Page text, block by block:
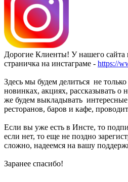
Дорогие Клиенты! У нашего сайта
страничка на инстаграме - https://
Здесь мы будем делиться не
новинках, акциях, рассказывать о
же будем выкладывать
ресторанов, баров и кафе,
Если вы уже есть в Инсте, то
если нет, то еще не поздно
сложно, надеемся на вашу
Заранее спасибо!